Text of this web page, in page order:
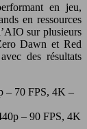
en jeu,
en ressources
sur plusieurs
Dawn et Red
des résultats
– 70 FPS, 4K –
– 90 FPS, 4K